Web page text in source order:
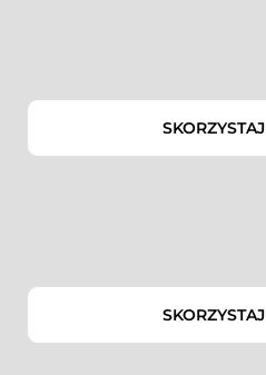
SKORZYSTAJ
SKORZYSTAJ